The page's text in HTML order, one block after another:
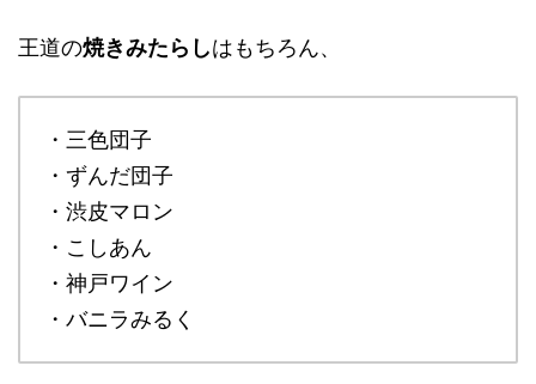
王道の焼きみたらしはもちろん、
・三色団子
・ずんだ団子
・渋皮マロン
・こしあん
・神戸ワイン
・バニラみるく